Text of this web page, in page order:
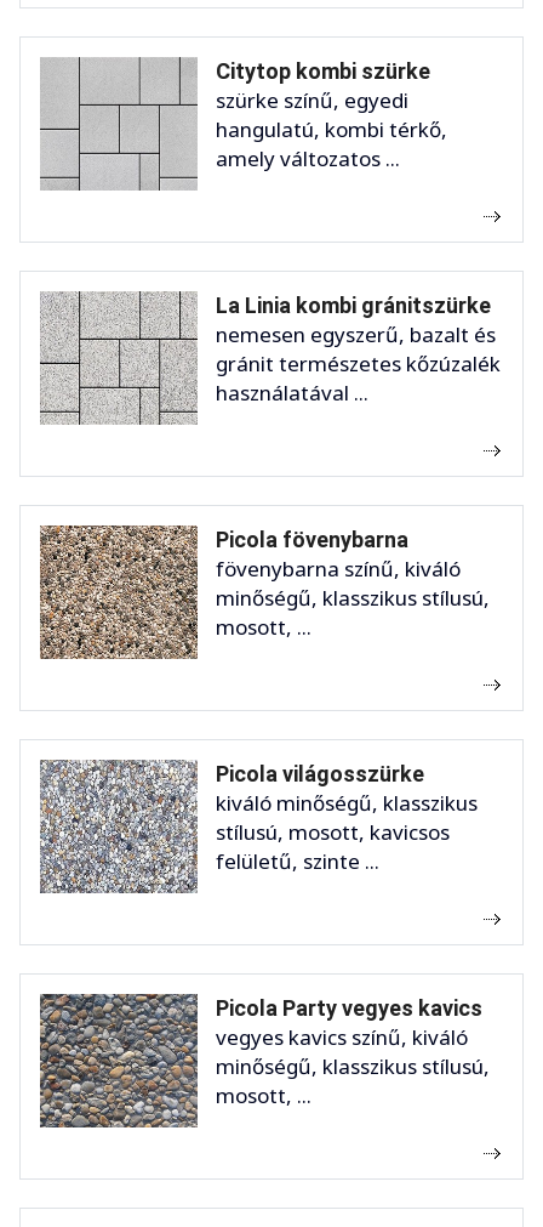
Citytop kombi szürke
szürke színű, egyedi
hangulatú, kombi térkő,
amely változatos ...
La Linia kombi gránitszürke
nemesen egyszerű, bazalt és
gránit természetes kőzúzalék
használatával ...
Picola fövenybarna
fövenybarna színű, kiváló
minőségű, klasszikus stílusú,
mosott, ...
Picola világosszürke
kiváló minőségű, klasszikus
stílusú, mosott, kavicsos
felületű, szinte ...
Picola Party vegyes kavics
vegyes kavics színű, kiváló
minőségű, klasszikus stílusú,
mosott, ...